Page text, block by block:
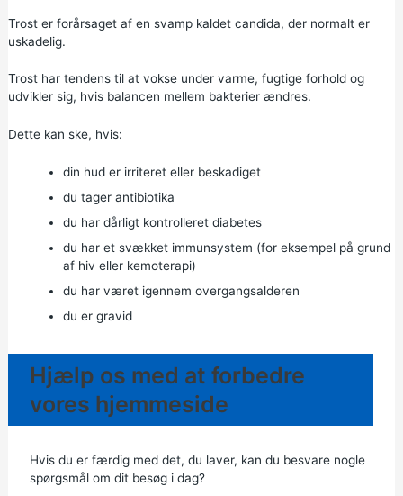
Trost er forårsaget af en svamp kaldet candida, der normalt er
uskadelig.
Trost har tendens til at vokse under varme, fugtige forhold og
udvikler sig, hvis balancen mellem bakterier ændres.
Dette kan ske, hvis:
din hud er irriteret eller beskadiget
du tager antibiotika
du har dårligt kontrolleret diabetes
du har et svækket immunsystem (for eksempel på grund
af hiv eller kemoterapi)
du har været igennem overgangsalderen
du er gravid
Hjælp os med at forbedre
vores hjemmeside
Hvis du er færdig med det, du laver, kan du besvare nogle
spørgsmål om dit besøg i dag?